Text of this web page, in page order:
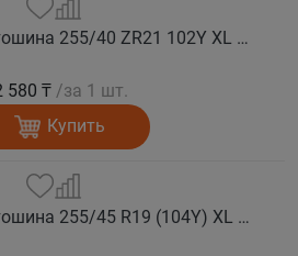
CONTINENTAL Автошина 255/40 ZR21 102Y XL FR SportContact 7 лето
580 ₸ /за 1 шт.
Купить
CONTINENTAL Автошина 255/45 R19 (104Y) XL FR SportContact 7 лето